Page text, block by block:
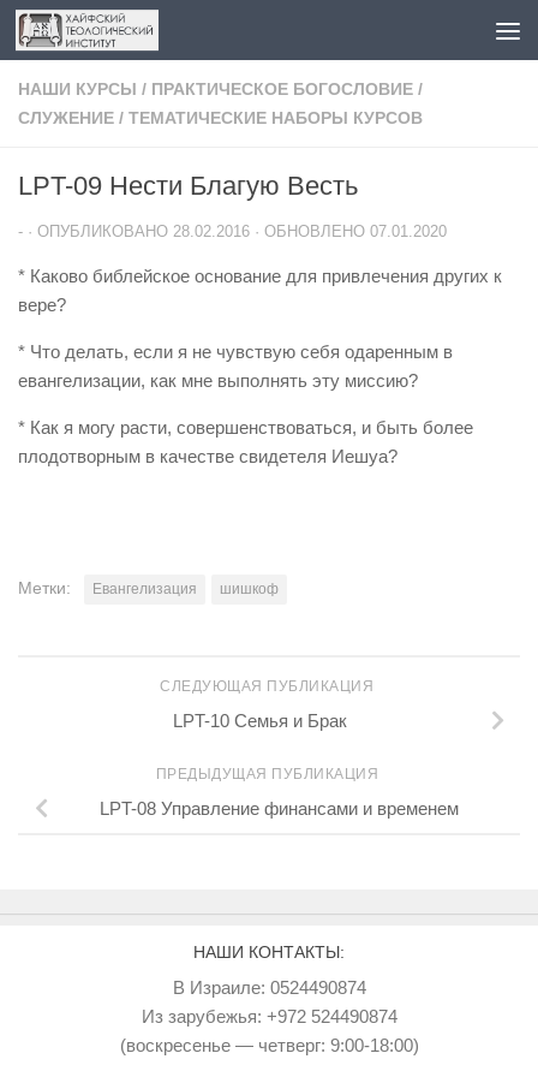
Перейти к содержимому
НАШИ КУРСЫ / ПРАКТИЧЕСКОЕ БОГОСЛОВИЕ /
СЛУЖЕНИЕ / ТЕМАТИЧЕСКИЕ НАБОРЫ КУРСОВ
LPT-09 Нести Благую Весть
- · ОПУБЛИКОВАНО 28.02.2016 · ОБНОВЛЕНО 07.01.2020
* Каково библейское основание для привлечения других к
вере?
* Что делать, если я не чувствую себя одаренным в
евангелизации, как мне выполнять эту миссию?
* Как я могу расти, совершенствоваться, и быть более
плодотворным в качестве свидетеля Иешуа?
Метки: Евангелизация шишкоф
СЛЕДУЮЩАЯ ПУБЛИКАЦИЯ
LPT-10 Семья и Брак
ПРЕДЫДУЩАЯ ПУБЛИКАЦИЯ
LPT-08 Управление финансами и временем
НАШИ КОНТАКТЫ:
В Израиле: 0524490874
Из зарубежья: +972 524490874
(воскресенье — четверг: 9:00-18:00)